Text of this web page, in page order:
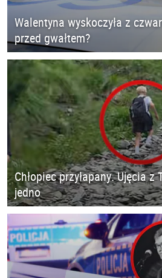
Walentyna wyskoczyła z
przed gwałtem?
Chłopiec przyłapany. Ujęcia
jedno